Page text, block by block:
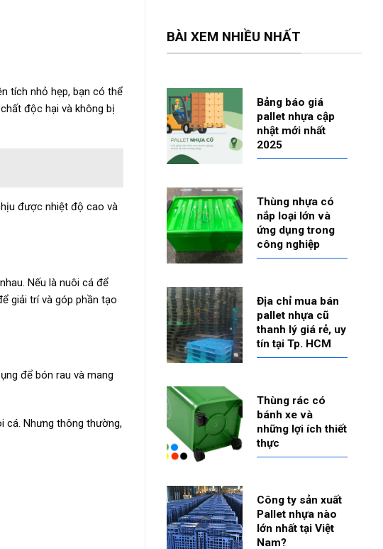
tích nhỏ hẹp, bạn có thể
độc hại và không bị
được nhiệt độ cao và
Nếu là nuôi cá để
giải trí và góp phần tạo
để bón rau và mang
cá. Nhưng thông thường,
BÀI XEM NHIỀU NHẤT
Bảng báo giá
pallet nhựa cập
nhật mới nhất
2025
Thùng nhựa có
nắp loại lớn và
ứng dụng trong
công nghiệp
Địa chỉ mua bán
pallet nhựa cũ
thanh lý giá rẻ, uy
tín tại Tp. HCM
Thùng rác có
bánh xe và
những lợi ích thiết
thực
Công ty sản xuất
Pallet nhựa nào
lớn nhất tại Việt
Nam?